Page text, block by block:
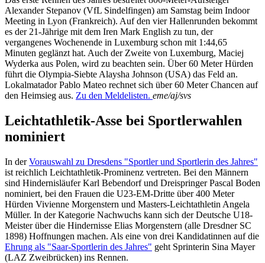
Alexander Stepanov (VfL Sindelfingen) am Samstag beim Indoor
Meeting in Lyon (Frankreich). Auf den vier Hallenrunden bekommt
es der 21-Jährige mit dem Iren Mark English zu tun, der
vergangenes Wochenende in Luxemburg schon mit 1:44,65
Minuten geglänzt hat. Auch der Zweite von Luxemburg, Maciej
Wyderka aus Polen, wird zu beachten sein. Über 60 Meter Hürden
führt die Olympia-Siebte Alaysha Johnson (USA) das Feld an.
Lokalmatador Pablo Mateo rechnet sich über 60 Meter Chancen auf
den Heimsieg aus. Zu den Meldelisten. eme/aj/svs
Leichtathletik-Asse bei Sportlerwahlen
nominiert
In derVorauswahl zu Dresdens "Sportler und Sportlerin des Jahres"
ist reichlich Leichtathletik-Prominenz vertreten. Bei den Männern
sind Hindernisläufer Karl Bebendorf und Dreispringer Pascal Boden
nominiert, bei den Frauen die U23-EM-Dritte über 400 Meter
Hürden Vivienne Morgenstern und Masters-Leichtathletin Angela
Müller. In der Kategorie Nachwuchs kann sich der Deutsche U18-
Meister über die Hindernisse Elias Morgenstern (alle Dresdner SC
1898) Hoffnungen machen. Als eine von drei Kandidatinnen auf die
Ehrung als "Saar-Sportlerin des Jahres" geht Sprinterin Sina Mayer
(LAZ Zweibrücken) ins Rennen.